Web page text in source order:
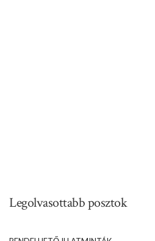
Legolvasottabb posztok